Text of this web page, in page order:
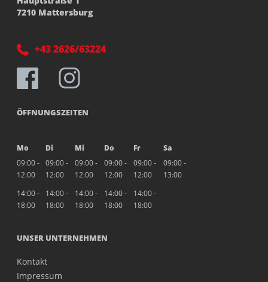
7210 Mattersburg
+43 2626/63224
ÖFFNUNGSZEITEN
Mo Di Mi Do Fr
Sa
09:00 -
12:00
09:00 -
12:00
09:00 -
12:00
09:00 -
12:00
09:00 -
12:00
09:00 -
13:00
14:00 -
18:00
14:00 -
18:00
14:00 -
18:00
14:00 -
18:00
14:00 -
18:00
UNSER UNTERNEHMEN
Kontakt
Impressum